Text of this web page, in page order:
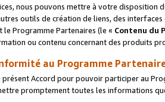
nous pouvons mettre à votre disposition
outils de création de liens, des
Programme Partenaires (le « Contenu du
ou contenu concernant des produits
au Programme
Accord pour pouvoir participer au
promptement toutes les informations